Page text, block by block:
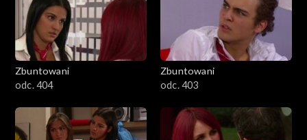
Zbuntowani
odc. 404
Zbuntowani
odc. 403